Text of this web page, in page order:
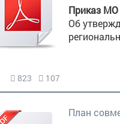
Приказ МО
Об
823 107
План